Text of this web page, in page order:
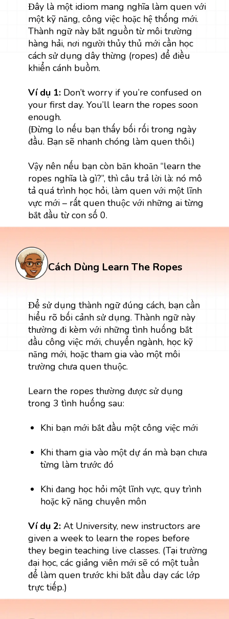
Đây là một idiom mang nghĩa làm quen với
một kỹ năng, công việc hoặc hệ thống mới.
Thành ngữ này bắt nguồn từ môi trường
hàng hải, nơi người thủy thủ mới cần học
cách sử dụng dây thừng (ropes) để điều
khiển cánh buồm.
Ví dụ 1:Don’t worry if you’re confused on
your first day. You’ll learn the ropes soon
enough.
(Đừng lo nếu bạn thấy bối rối trong ngày
đầu. Bạn sẽ nhanh chóng làm quen thôi.)
Vậy nên nếu bạn còn băn khoăn “learn the
ropes nghĩa là gì?”, thì câu trả lời là: nó mô
tả quá trình học hỏi, làm quen với một lĩnh
vực mới – rất quen thuộc với những ai từng
bắt đầu từ con số 0.
Cách Dùng Learn The Ropes
Để sử dụng thành ngữ đúng cách, bạn cần
hiểu rõ bối cảnh sử dụng. Thành ngữ này
thường đi kèm với những tình huống bắt
đầu công việc mới, chuyển ngành, học kỹ
năng mới, hoặc tham gia vào một môi
trường chưa quen thuộc.
Learn the ropes thường được sử dụng
trong 3 tình huống sau:
Khi bạn mới bắt đầu một công việc mới
Khi tham gia vào một dự án mà bạn chưa
từng làm trước đó
Khi đang học hỏi một lĩnh vực, quy trình
hoặc kỹ năng chuyên môn
Ví dụ 2:At University, new instructors are
given a week to learn the ropes before
they begin teaching live classes. (Tại trường
đại học, các giảng viên mới sẽ có một tuần
để làm quen trước khi bắt đầu dạy các lớp
trực tiếp.)